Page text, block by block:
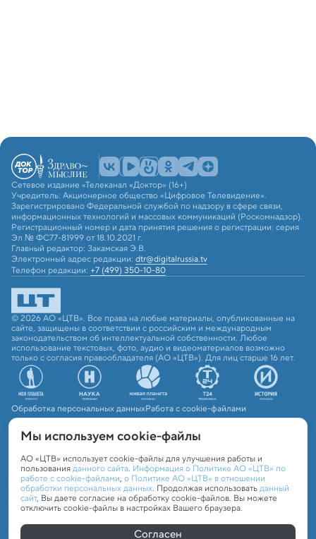
Сетевое издание «Телеканал «Доктор» (16+)
Учредитель: Акционерное общество «Цифровое Телевидение».
Зарегистрировано Федеральной службой по надзору в сфере связи,
информационных технологий и массовых коммуникаций (Роскомнадзор).
Регистрационный номер и дата принятия решения о регистрации: серия
Эл № ФС77-81999 от 18.10.2021 г.
Главный редактор: Закамская Э.В.
Электронный адрес редакции: dtr@digitalrussia.tv
Телефон редакции: +7 (499) 350-10-80
© 2026 АО «ЦТВ». Все права на любые материалы, опубликованные на
сайте, защищены в соответствии с российским и международным
законодательством об интеллектуальной собственности. Любое
использование текстовых, фото, аудио и видеоматериалов возможно
только с согласия правообладателя (АО «ЦТВ»). Для лиц старше 16 лет.
Обработка персональных данныхРабота с cookie-файлами
Мы используем сookie-файлы
АО «ЦТВ» использует cookie-файлы для улучшения работы и
пользованияданного сайта. Информация о Политике АО «ЦТВ» по
работе с cookie-файлами, о Политике АО «ЦТВ» в отношении
обработки персональных данных. Продолжая использоватьданный
сайт, Вы даете согласие на обработку cookie-файлов. Вы можете
отключить cookie-файлы в настройках Вашего браузера.
Согласен